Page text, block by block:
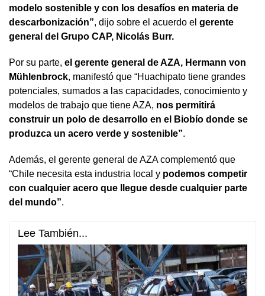
modelo sostenible y con los desafíos en materia de
descarbonización”, dijo sobre el acuerdo el gerente
general del Grupo CAP, Nicolás Burr.
Por su parte, el gerente general de AZA, Hermann von
Mühlenbrock, manifestó que “Huachipato tiene grandes
potenciales, sumados a las capacidades, conocimiento y
modelos de trabajo que tiene AZA, nos permitirá
construir un polo de desarrollo en el Biobío donde se
produzca un acero verde y sostenible”.
Además, el gerente general de AZA complementó que
“Chile necesita esta industria local y podemos competir
con cualquier acero que llegue desde cualquier parte
del mundo”.
Lee También...